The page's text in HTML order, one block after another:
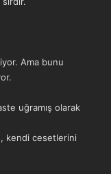
Ama bunu
uğramış olarak
kendi cesetlerini